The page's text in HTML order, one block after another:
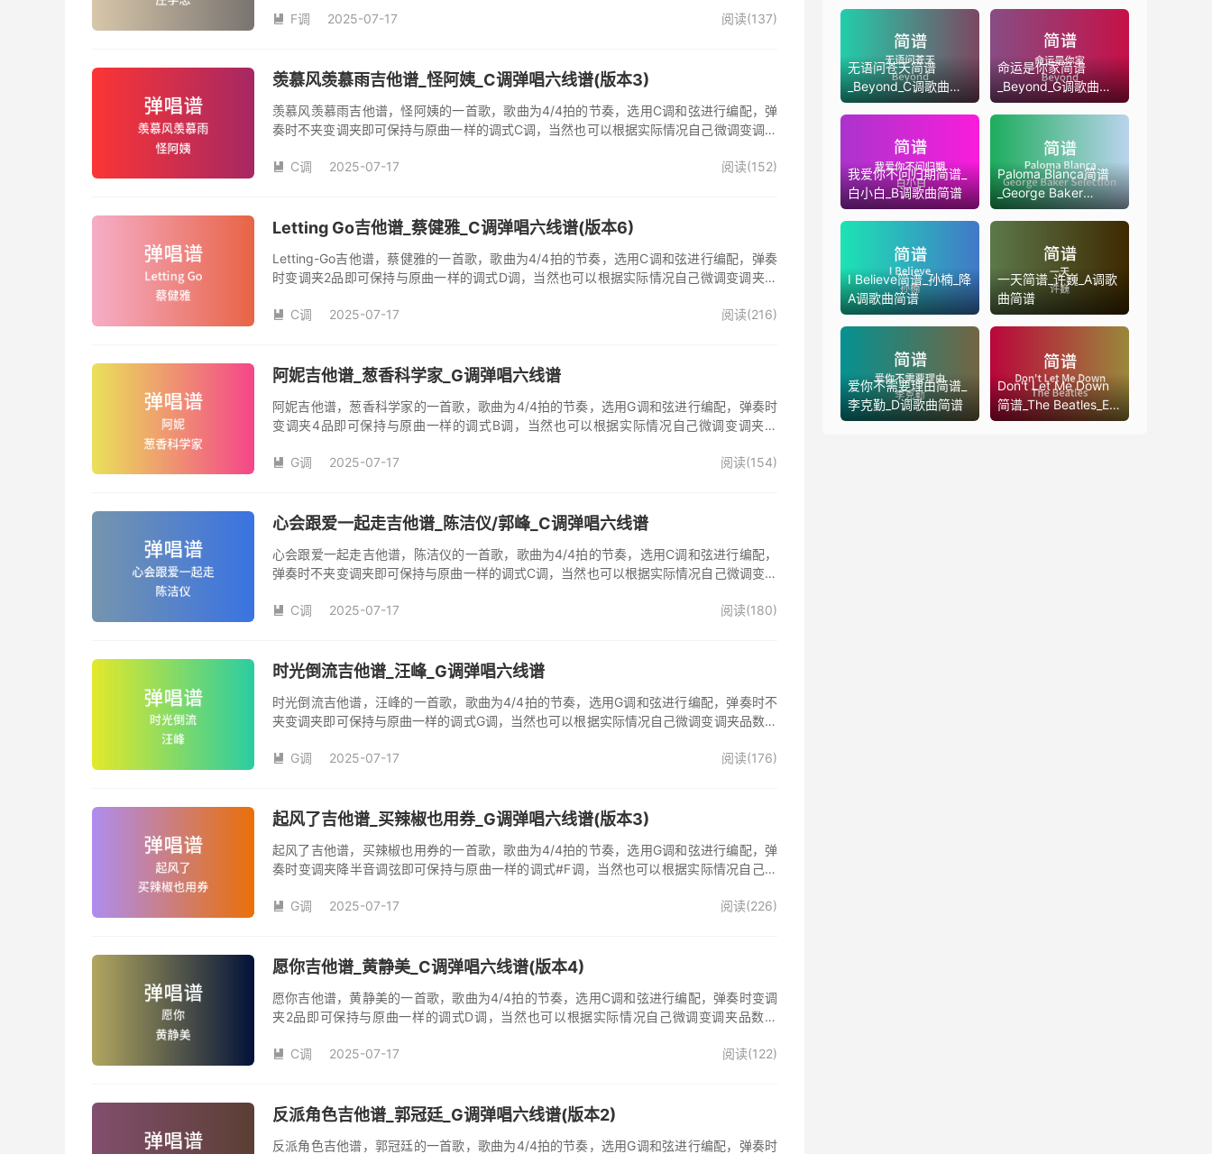
人》是由庄学忠演唱的一首经典歌曲。本吉他谱根据原版F调指法编配，完整的前奏、间奏
 F调 2025-07-17 阅读(137)
羡慕风羡慕雨吉他谱_怪阿姨_C调弹唱六线谱(版本3)
羡慕风羡慕雨吉他谱，怪阿姨的一首歌，歌曲为4/4拍的节奏，选用C调和弦进行编配，弹
奏时不夹变调夹即可保持与原曲一样的调式C调，当然也可以根据实际情况自己微调变调夹
姨演唱的歌曲《羡慕风羡慕雨》原版吉他谱，完整的前奏、间奏、尾奏solo编配，精编完美
 C调 2025-07-17 阅读(152)
Letting Go吉他谱_蔡健雅_C调弹唱六线谱(版本6)
Letting-Go吉他谱，蔡健雅的一首歌，歌曲为4/4拍的节奏，选用C调和弦进行编配，弹奏
时变调夹2品即可保持与原曲一样的调式D调，当然也可以根据实际情况自己微调变调夹品
 C调 2025-07-17 阅读(216)
阿妮吉他谱_葱香科学家_G调弹唱六线谱
阿妮吉他谱，葱香科学家的一首歌，歌曲为4/4拍的节奏，选用G调和弦进行编配，弹奏时
变调夹4品即可保持与原曲一样的调式B调，当然也可以根据实际情况自己微调变调夹品
 G调 2025-07-17 阅读(154)
心会跟爱一起走吉他谱_陈洁仪/郭峰_C调弹唱六线谱
心会跟爱一起走吉他谱，陈洁仪的一首歌，歌曲为4/4拍的节奏，选用C调和弦进行编配，
弹奏时不夹变调夹即可保持与原曲一样的调式C调，当然也可以根据实际情况自己微调变调
本吉他谱是根据陈洁仪、郭峰演唱的《心会跟爱一起走》歌曲原版编配，完整的前奏、间
 C调 2025-07-17 阅读(180)
时光倒流吉他谱_汪峰_G调弹唱六线谱
时光倒流吉他谱，汪峰的一首歌，歌曲为4/4拍的节奏，选用G调和弦进行编配，弹奏时不
夹变调夹即可保持与原曲一样的调式G调，当然也可以根据实际情况自己微调变调夹品数。
汪峰创作并演唱的歌曲，收录在他2005年发行的专辑《怒放的生命》中 。本吉他谱根据原
 G调 2025-07-17 阅读(176)
起风了吉他谱_买辣椒也用券_G调弹唱六线谱(版本3)
起风了吉他谱，买辣椒也用券的一首歌，歌曲为4/4拍的节奏，选用G调和弦进行编配，弹
奏时变调夹降半音调弦即可保持与原曲一样的调式#F调，当然也可以根据实际情况自己微
域部分，原曲太高，大部分人唱不上去，原调#F，所以选G调指法编配，降半音为原调。在
版，略难一点，但是多加练习就能拿下来，可以试着挑战一下。不想练的可以省略。歌词反
 G调 2025-07-17 阅读(226)
愿你吉他谱_黄静美_C调弹唱六线谱(版本4)
愿你吉他谱，黄静美的一首歌，歌曲为4/4拍的节奏，选用C调和弦进行编配，弹奏时变调
夹2品即可保持与原曲一样的调式D调，当然也可以根据实际情况自己微调变调夹品数。
 C调 2025-07-17 阅读(122)
反派角色吉他谱_郭冠廷_G调弹唱六线谱(版本2)
反派角色吉他谱，郭冠廷的一首歌，歌曲为4/4拍的节奏，选用G调和弦进行编配，弹奏时
无语问苍天简谱
_Beyond_C调歌曲简
谱
命运是你家简谱
_Beyond_G调歌曲简
谱
我爱你不问归期简谱_
白小白_B调歌曲简谱
Paloma Blanca简谱
_George Baker
Selection_C调歌曲简
I Believe简谱_孙楠_降
A调歌曲简谱
一天简谱_许巍_A调歌
曲简谱
爱你不需要理由简谱_
李克勤_D调歌曲简谱
Don't Let Me Down
简谱_The Beatles_E
调歌曲简谱